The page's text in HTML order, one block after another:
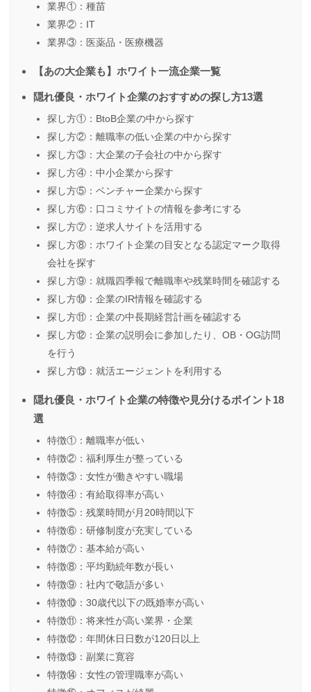
業界①：種苗
業界②：IT
業界③：医薬品・医療機器
【あの大企業も】ホワイト一流企業一覧
隠れ優良・ホワイト企業のおすすめの探し方13選
探し方①：BtoB企業の中から探す
探し方②：離職率の低い企業の中から探す
探し方③：大企業の子会社の中から探す
探し方④：中小企業から探す
探し方⑤：ベンチャー企業から探す
探し方⑥：口コミサイトの情報を参考にする
探し方⑦：逆求人サイトを活用する
探し方⑧：ホワイト企業の目安となる認定マーク取得
会社を探す
探し方⑨：就職四季報で離職率や残業時間を確認する
探し方⑩：企業のIR情報を確認する
探し方⑪：企業の中長期経営計画を確認する
探し方⑫：企業の説明会に参加したり、OB・OG訪問
を行う
探し方⑬：就活エージェントを利用する
隠れ優良・ホワイト企業の特徴や見分けるポイント18
選
特徴①：離職率が低い
特徴②：福利厚生が整っている
特徴③：女性が働きやすい職場
特徴④：有給取得率が高い
特徴⑤：残業時間が月20時間以下
特徴⑥：研修制度が充実している
特徴⑦：基本給が高い
特徴⑧：平均勤続年数が長い
特徴⑨：社内で敬語が多い
特徴⑩：30歳代以下の既婚率が高い
特徴⑪：将来性が高い業界・企業
特徴⑫：年間休日日数が120日以上
特徴⑬：副業に寛容
特徴⑭：女性の管理職率が高い